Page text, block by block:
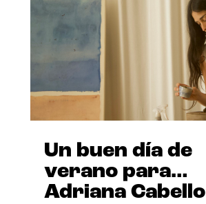
Un buen día de
verano para…
Adriana Cabello